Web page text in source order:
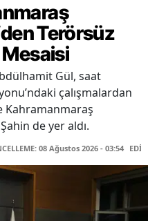
Terörsüz
Gül, saat
çalışmalardan
Kahramanmaraş
de yer aldı.
08 Ağustos 2026 - 03:54